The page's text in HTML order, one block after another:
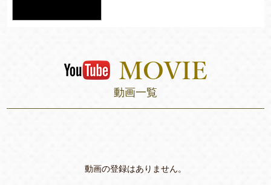
動画一覧
動画の登録はありません。